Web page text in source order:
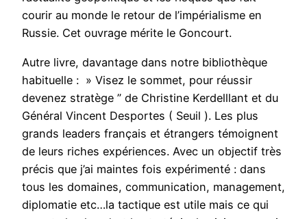
courir au monde le retour de l’impérialisme en
Russie. Cet ouvrage mérite le Goncourt.
Autre livre, davantage dans notre bibliothèque
habituelle : » Visez le sommet, pour réussir
devenez stratège ” de Christine Kerdelllant et du
Général Vincent Desportes ( Seuil ). Les plus
grands leaders français et étrangers témoignent
de leurs riches expériences. Avec un objectif très
précis que j’ai maintes fois expérimenté : dans
tous les domaines, communication, management,
diplomatie etc…la tactique est utile mais ce qui